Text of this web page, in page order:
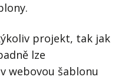
projekt, tak jak
lze
webovou šablonu